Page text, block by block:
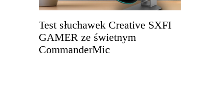
Test słuchawek Creative SXFI
GAMER ze świetnym
CommanderMic